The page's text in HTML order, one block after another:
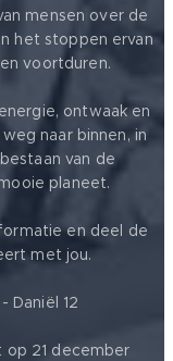
mensen over de
het stoppen ervan
voortduren.
ontwaak en
naar binnen, in
van de
planeet.
en deel de
met jou.
Daniël 12
op 21 december